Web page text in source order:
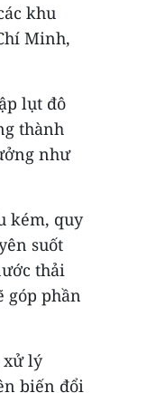
khu
Minh,
lụt đô
thành
như
kém, quy
suốt
thải
góp phần
xử lý
biến đổi